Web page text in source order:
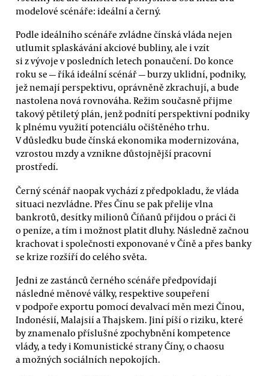
modelové scénáře: ideální a černý.
Podle ideálního scénáře zvládne čínská vláda nejen
utlumit splaskávání akciové bubliny, ale i vzít
si z vývoje v posledních letech ponaučení. Do konce
roku se — říká ideální scénář — burzy uklidní, podniky,
jež nemají perspektivu, oprávněně zkrachují, a bude
nastolena nová rovnováha. Režim současně přijme
takový pětiletý plán, jenž podnítí perspektivní podniky
k plnému využití potenciálu očištěného trhu.
V důsledku bude čínská ekonomika modernizována,
vzrostou mzdy a vznikne důstojnější pracovní
prostředí.
Černý scénář naopak vychází z předpokladu, že vláda
situaci nezvládne. Přes Čínu se pak přelije vlna
bankrotů, desítky milionů Číňanů přijdou o práci či
o peníze, a tím i možnost platit dluhy. Následně začnou
krachovat i společnosti exponované v Číně a přes banky
se krize rozšíří do celého světa.
Jedni ze zastánců černého scénáře předpovídají
následné měnové války, respektive soupeření
v podpoře exportu pomocí devalvací měn mezi Čínou,
Indonésií, Malajsií a Thajskem. Jiní píší o riziku, které
by znamenalo příslušné zpochybnění kompetence
vlády, a tedy i Komunistické strany Číny, o chaosu
a možných sociálních nepokojích.